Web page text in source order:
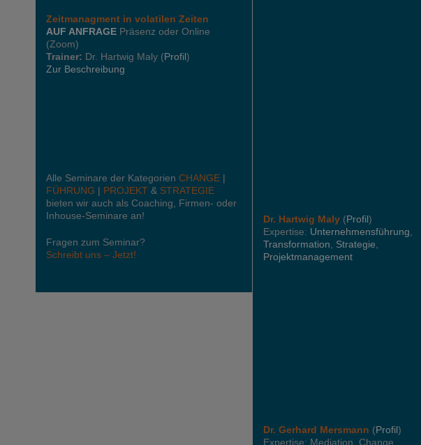
Zeitmanagment in volatilen Zeiten
AUF ANFRAGEPräsenz oder Online
(Zoom)
Trainer: Dr. Hartwig Maly (Profil)
Zur Beschreibung
Alle Seminare der Kategorien CHANGE|
FÜHRUNG | PROJEKT& STRATEGIE
bieten wir auch als Coaching, Firmen- oder
Inhouse-Seminare an!
Fragen zum Seminar?
Schreibt uns – Jetzt!
Dr. Hartwig Maly(Profil)
Expertise: Unternehmensführung,
Transformation, Strategie,
Projektmanagement
Dr. Gerhard Mersmann (Profil)
Expertise: Mediation, Change,